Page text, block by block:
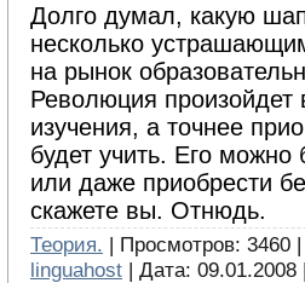
Долго думал, какую
несколько
на рынок
Революция произойдет
изучения, а точнее
будет учить. Его
или даже приобрести
скажете вы. Отнюдь.
Теория. | Просмотров: 3460
linguahost | Дата: 09.01.2008